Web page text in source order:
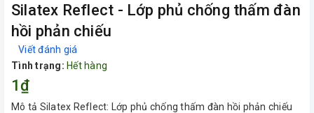
Silatex Reflect - Lớp phủ chống thấm đàn
hồi phản chiếu
Viết đánh giá
Tình trạng: Hết hàng
1₫
Mô tả Silatex Reflect: Lớp phủ chống thấm đàn hồi phản chiếu